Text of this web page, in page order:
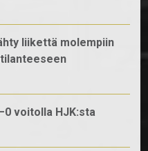
liikettä molempiin
voitolla HJK:sta